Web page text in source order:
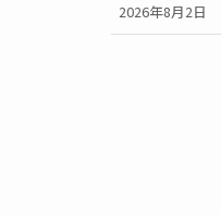
2026年8月2日